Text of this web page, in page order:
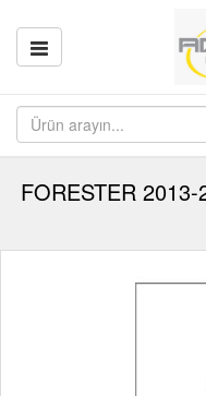
FORESTER